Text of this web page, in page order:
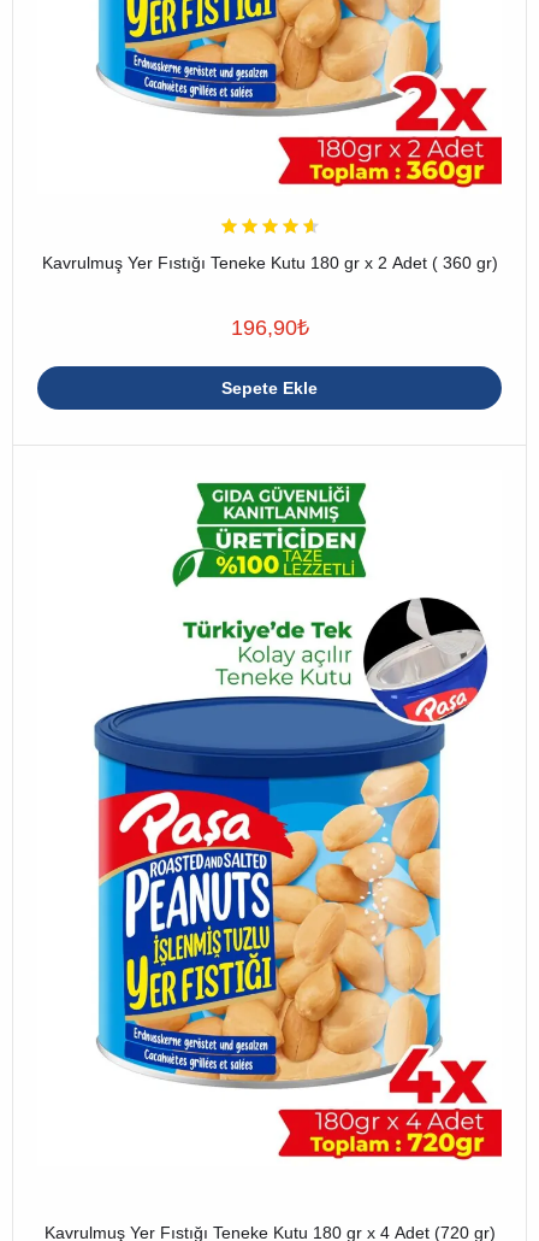
Kavrulmuş Yer Fıstığı Teneke Kutu 180 gr x 2 Adet ( 360 gr)
196,90₺
Sepete Ekle
Kavrulmuş Yer Fıstığı Teneke Kutu 180 gr x 4 Adet (720 gr)